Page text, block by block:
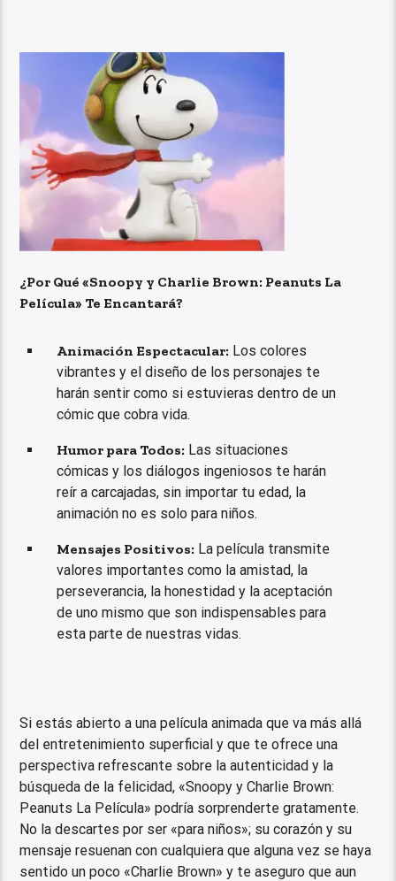
¿Por Qué «Snoopy y Charlie Brown: Peanuts La
Película» Te Encantará?
Animación Espectacular: Los colores
vibrantes y el diseño de los personajes te
harán sentir como si estuvieras dentro de un
cómic que cobra vida.
Humor para Todos: Las situaciones
cómicas y los diálogos ingeniosos te harán
reír a carcajadas, sin importar tu edad, la
animación no es solo para niños.
Mensajes Positivos: La película transmite
valores importantes como la amistad, la
perseverancia, la honestidad y la aceptación
de uno mismo que son indispensables para
esta parte de nuestras vidas.
Si estás abierto a una película animada que va más allá
del entretenimiento superficial y que te ofrece una
perspectiva refrescante sobre la autenticidad y la
búsqueda de la felicidad, «Snoopy y Charlie Brown:
Peanuts La Película» podría sorprenderte gratamente.
No la descartes por ser «para niños»; su corazón y su
mensaje resuenan con cualquiera que alguna vez se haya
sentido un poco «Charlie Brown» y te aseguro que aun